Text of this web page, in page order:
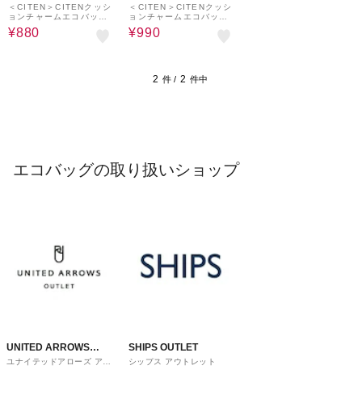
UTLET
＜CITEN＞CITENクッシ
ョンチャームエコバッグ
S
¥880
UTLET
＜CITEN＞CITENクッシ
ョンチャームエコバッグ
M
¥990
2 件 / 2 件中
エコバッグの取り扱いショップ
UNITED ARROWS
OUTLET
ユナイテッドアローズ アウ
SHIPS OUTLET
シップス アウトレット